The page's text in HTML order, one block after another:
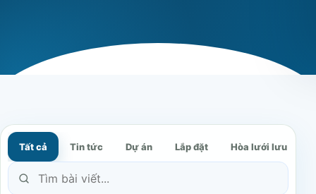
Tất cả Tin tức Dự án Lắp đặt Hòa lưới lưu trữ -